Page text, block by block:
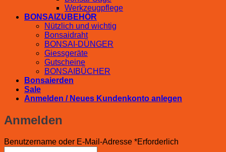
Werkzeugpflege
BONSAIZUBEHÖR
Nützlich und wichtig
Bonsaidraht
BONSAI-DÜNGER
Giessgeräte
Gutscheine
BONSAIBÜCHER
Bonsaierden
Sale
Anmelden / Neues Kundenkonto anlegen
Anmelden
Benutzername oder E-Mail-Adresse *Erforderlich